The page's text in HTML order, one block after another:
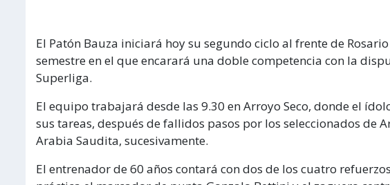
El Patón Bauza iniciará hoy su segundo ciclo al frente de
semestre en el que encarará una doble competencia con la
Superliga.
El equipo trabajará desde las 9.30 en Arroyo Seco, donde el
sus tareas, después de fallidos pasos por los seleccionados de
Arabia Saudita, sucesivamente.
El entrenador de 60 años contará con dos de los cuatro